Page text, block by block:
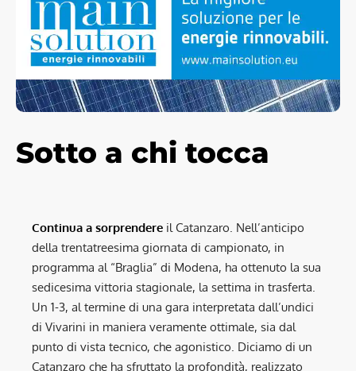
Sotto a chi tocca
Continua a sorprendere il Catanzaro. Nell’anticipo
della trentatreesima giornata di campionato, in
programma al “Braglia” di Modena, ha ottenuto la sua
sedicesima vittoria stagionale, la settima in trasferta.
Un 1-3, al termine di una gara interpretata dall’undici
di Vivarini in maniera veramente ottimale, sia dal
punto di vista tecnico, che agonistico. Diciamo di un
Catanzaro che ha sfruttato la profondità, realizzato